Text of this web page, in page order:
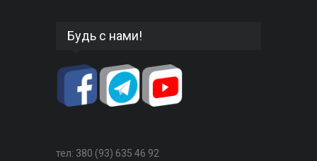
Будь с нами!
тел: 380 (93) 635 46 92